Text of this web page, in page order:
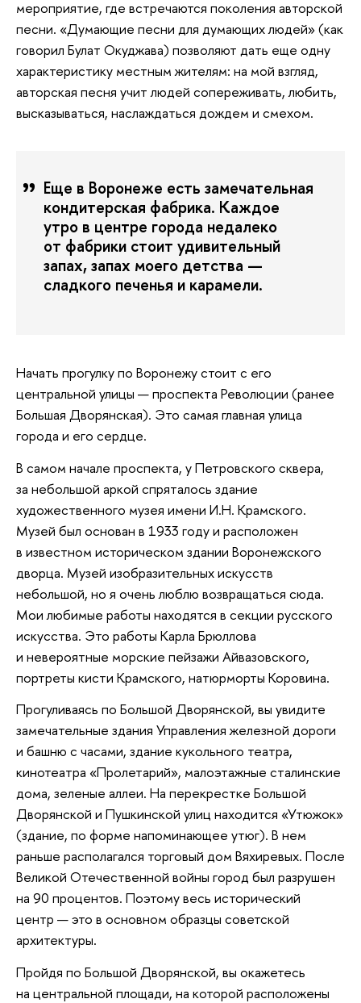
мероприятие, где встречаются поколения авторской
песни. «Думающие песни для думающих людей» (как
говорил Булат Окуджава) позволяют дать еще одну
характеристику местным жителям: на мой взгляд,
авторская песня учит людей сопереживать, любить,
высказываться, наслаждаться дождем и смехом.
Еще в Воронеже есть замечательная
кондитерская фабрика. Каждое
утро в центре города недалеко
от фабрики стоит удивительный
запах, запах моего детства —
сладкого печенья и карамели.
Начать прогулку по Воронежу стоит с его
центральной улицы — проспекта Революции (ранее
Большая Дворянская). Это самая главная улица
города и его сердце.
В самом начале проспекта, у Петровского сквера,
за небольшой аркой спряталось здание
художественного музея имени И.Н. Крамского.
Музей был основан в 1933 году и расположен
в известном историческом здании Воронежского
дворца. Музей изобразительных искусств
небольшой, но я очень люблю возвращаться сюда.
Мои любимые работы находятся в секции русского
искусства. Это работы Карла Брюллова
и невероятные морские пейзажи Айвазовского,
портреты кисти Крамского, натюрморты Коровина.
Прогуливаясь по Большой Дворянской, вы увидите
замечательные здания Управления железной дороги
и башню с часами, здание кукольного театра,
кинотеатра «Пролетарий», малоэтажные сталинские
дома, зеленые аллеи. На перекрестке Большой
Дворянской и Пушкинской улиц находится «Утюжок»
(здание, по форме напоминающее утюг). В нем
раньше располагался торговый дом Вяхиревых. После
Великой Отечественной войны город был разрушен
на 90 процентов. Поэтому весь исторический
центр — это в основном образцы советской
архитектуры.
Пройдя по Большой Дворянской, вы окажетесь
на центральной площади, на которой расположены